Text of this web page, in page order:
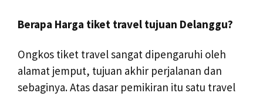
Berapa Harga tiket travel tujuan Delanggu?
Ongkos tiket travel sangat dipengaruhi oleh
alamat jemput, tujuan akhir perjalanan dan
sebaginya. Atas dasar pemikiran itu satu travel